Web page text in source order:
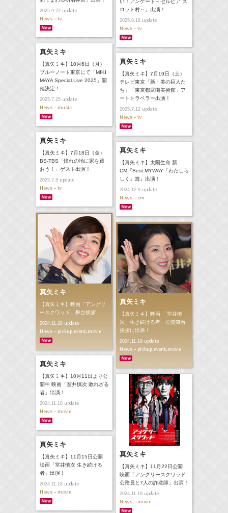
2025.9.22update
News - tv
い！アンケート～セルビア ズ
ロット村～」出演！
2025.8.18update
News - tv
真矢ミキ
【真矢ミキ】10月6日（月）
ブルーノート東京にて「MIKI
MAYA Special Live 2025」開
催決定！
2025.7.25update
News - music
真矢ミキ
【真矢ミキ】7月19日（土）
テレビ東京「新・美の巨人た
ち」「東京都庭園美術館」ア
ートトラベラー出演！
2025.7.12update
News - tv
真矢ミキ
【真矢ミキ】7月18日（金）
BS-TBS「憧れの地に家を買
おう！」ゲスト出演！
2025.7.8update
News - tv
真矢ミキ
【真矢ミキ】太陽生命 新
CM『Best MYWAY「わたしら
しく」篇』出演！
2024.12.9update
News - cm
真矢ミキ
【真矢ミキ】映画「アングリ
ースクワッド」舞台挨拶
2024.11.28update
News - pickup,event,movie
真矢ミキ
【真矢ミキ】映画 「室井慎
次 生き続ける者」公開舞台
挨拶に出席！
2024.11.19update
News - pickup,event,movie
真矢ミキ
【真矢ミキ】10月11日より公
開中 映画「室井慎次 敗れざる
者」出演！
2024.11.18update
News - movie
真矢ミキ
【真矢ミキ】11月22日公開
映画「アングリースクワッド
公務員と7人の詐欺師」出演！
2024.11.18update
News - movie
真矢ミキ
【真矢ミキ】11月15日公開
映画「室井慎次 生き続ける
者」出演！
2024.11.18update
News - movie